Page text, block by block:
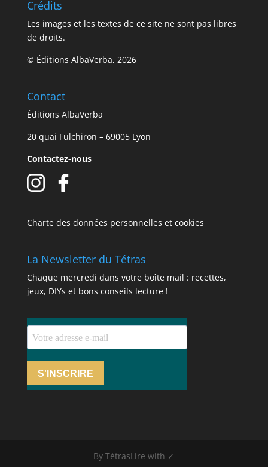
Crédits
Les images et les textes de ce site ne sont pas libres
de droits.
© Éditions AlbaVerba, 2026
Contact
Éditions AlbaVerba
20 quai Fulchiron – 69005 Lyon
Contactez-nous
Charte des données personnelles et cookies
La Newsletter du Tétras
Chaque mercredi dans votre boîte mail : recettes,
jeux, DIYs et bons conseils lecture !
S'INSCRIRE
By TétrasLire with ✓